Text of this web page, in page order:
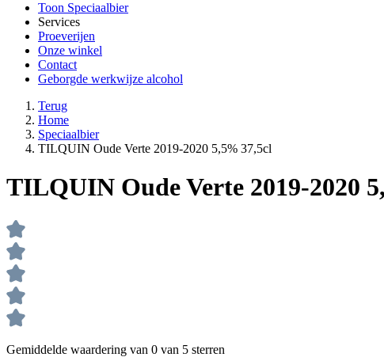
Toon Speciaalbier
Services
Proeverijen
Onze winkel
Contact
Geborgde werkwijze alcohol
Terug
Home
Speciaalbier
TILQUIN Oude Verte 2019-2020 5,5% 37,5cl
TILQUIN Oude Verte 2019-2020
Gemiddelde waardering van 0 van 5 sterren